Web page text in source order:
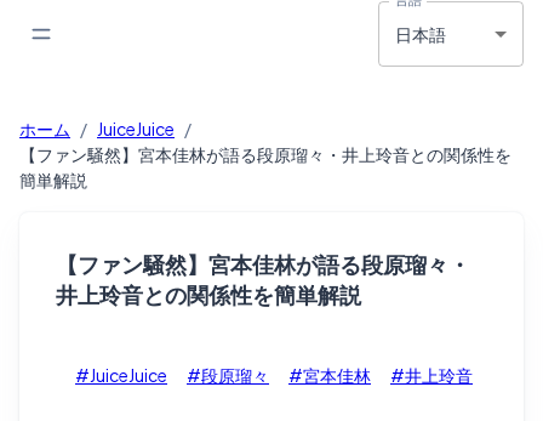
日本語
ホーム / JuiceJuice /
【ファン騒然】宮本佳林が語る段原瑠々・井上玲音との関係性を
簡単解説
【ファン騒然】宮本佳林が語る段原瑠々・
井上玲音との関係性を簡単解説
#JuiceJuice #段原瑠々 #宮本佳林 #井上玲音